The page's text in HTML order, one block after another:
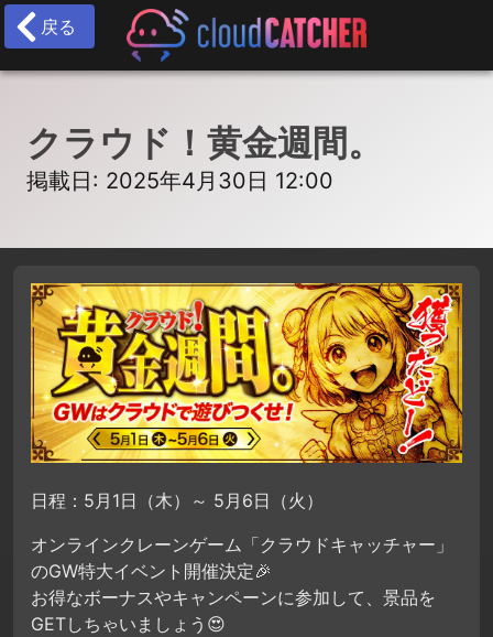
戻る
クラウド！黄金週間。
掲載日: 2025年4月30日 12:00
日程：5月1日（木）～ 5月6日（火）
オンラインクレーンゲーム「クラウドキャッチャー」
のGW特大イベント開催決定🎉
お得なボーナスやキャンペーンに参加して、景品を
GETしちゃいましょう😍